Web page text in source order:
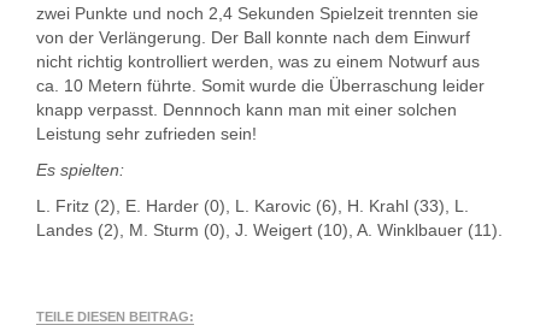
zwei Punkte und noch 2,4 Sekunden Spielzeit trennten sie
von der Verlängerung. Der Ball konnte nach dem Einwurf
nicht richtig kontrolliert werden, was zu einem Notwurf aus
ca. 10 Metern führte. Somit wurde die Überraschung leider
knapp verpasst. Dennnoch kann man mit einer solchen
Leistung sehr zufrieden sein!
Es spielten:
L. Fritz (2), E. Harder (0), L. Karovic (6), H. Krahl (33), L.
Landes (2), M. Sturm (0), J. Weigert (10), A. Winklbauer (11).
TEILE DIESEN BEITRAG: